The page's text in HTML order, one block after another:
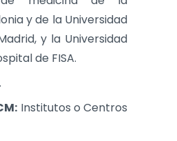
y de la Universidad
y la Universidad
de FISA.
Institutos o Centros